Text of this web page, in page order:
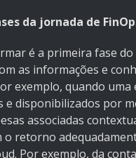
da jornada de
é a primeira fase
as informações e
exemplo, quando
e disponibilizados por
associadas
o retorno
Por exemplo, da